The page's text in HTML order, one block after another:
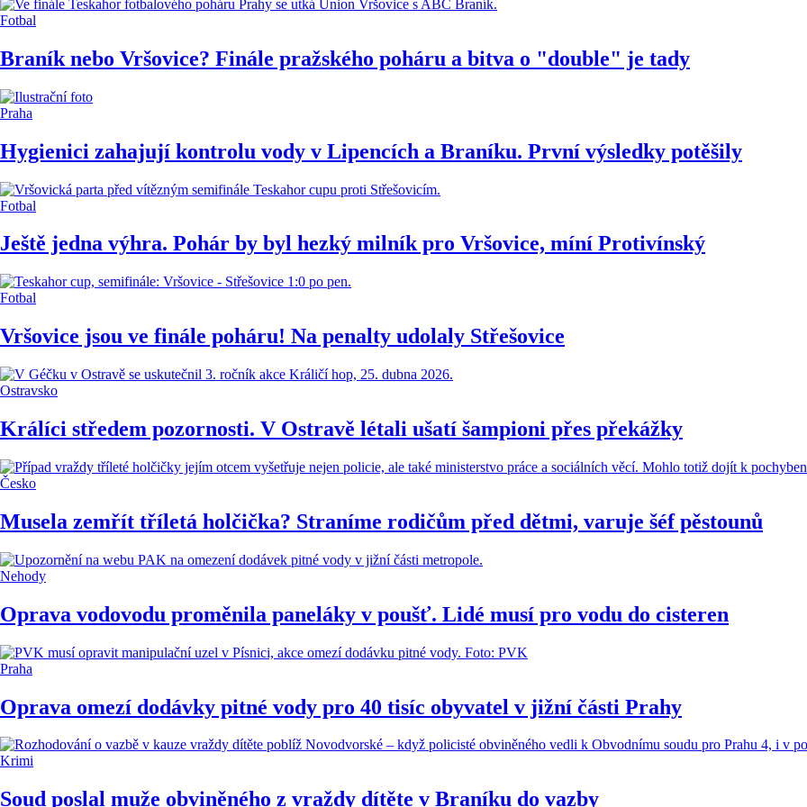
Fotbal
Braník nebo Vršovice? Finále pražského poháru a bitva o "double" je tady
Praha
Hygienici zahajují kontrolu vody v Lipencích a Braníku. První výsledky potěšily
Fotbal
Ještě jedna výhra. Pohár by byl hezký milník pro Vršovice, míní Protivínský
Fotbal
Vršovice jsou ve finále poháru! Na penalty udolaly Střešovice
Ostravsko
Králíci středem pozornosti. V Ostravě létali ušatí šampioni přes překážky
Česko
Musela zemřít tříletá holčička? Straníme rodičům před dětmi, varuje šéf pěstounů
Nehody
Oprava vodovodu proměnila paneláky v poušť. Lidé musí pro vodu do cisteren
Praha
Oprava omezí dodávky pitné vody pro 40 tisíc obyvatel v jižní části Prahy
Krimi
Soud poslal muže obviněného z vraždy dítěte v Braníku do vazby